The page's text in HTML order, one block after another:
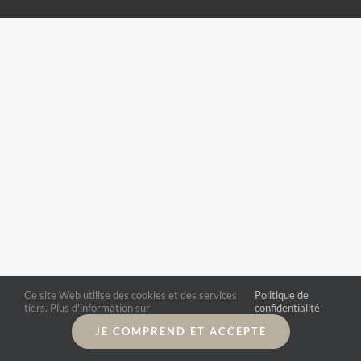
Ce site Web utilise des cookies et des services
tiers. Plus d'information sur
Politique de
confidentialité
JE COMPREND ET ACCEPTE